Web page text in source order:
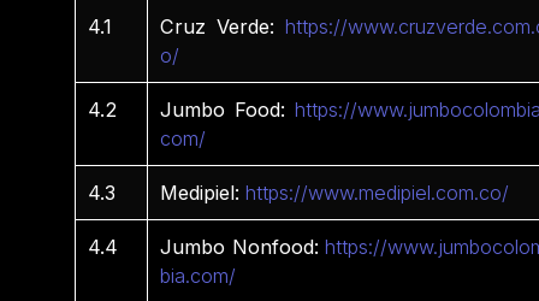
4.1 Cruz Verde: https://
o/
4.2 Jumbo Food: https://
com/
4.3 Medipiel: https://www.medipiel.com.co/
4.4 Jumbo Nonfood: https://
bia.com/